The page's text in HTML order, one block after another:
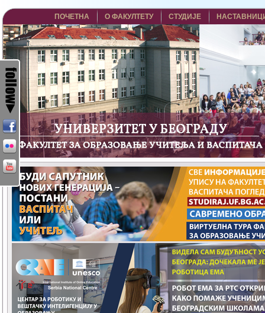
ПОЧЕТНА О ФАКУЛТЕТУ СТУДИЈЕ